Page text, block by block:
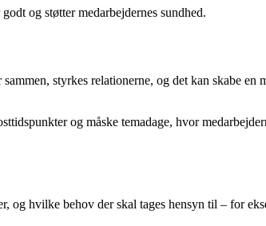
og støtter medarbejdernes sundhed.
styrkes relationerne, og det kan skabe
og måske temadage, hvor
og hvilke behov der skal tages hensyn til – for